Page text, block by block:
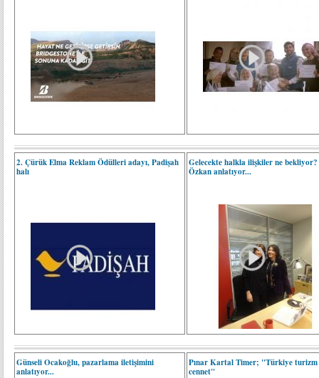
2. Çürük Elma Reklam Ödülleri adayı, Padişah
halı
Gelecekte halkla ilişkiler ne
Özkan anlatıyor...
Günseli Ocakoğlu, pazarlama iletişimini
anlatıyor...
Pınar Kartal Timer; "Türkiye
cennet"